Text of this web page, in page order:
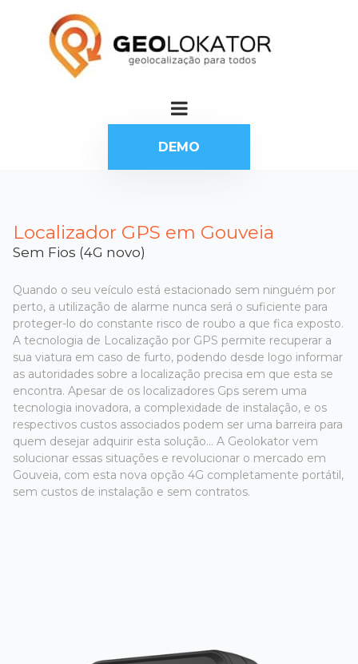
DEMO
Localizador GPS em Gouveia
Sem Fios (4G novo)
Quando o seu veículo está estacionado sem ninguém por
perto, a utilização de alarme nunca será o suficiente para
proteger-lo do constante risco de roubo a que fica exposto.
A tecnologia de Localização por GPS permite recuperar a
sua viatura em caso de furto, podendo desde logo informar
as autoridades sobre a localização precisa em que esta se
encontra. Apesar de os localizadores Gps serem uma
tecnologia inovadora, a complexidade de instalação, e os
respectivos custos associados podem ser uma barreira para
quem desejar adquirir esta solução... A Geolokator vem
solucionar essas situações e revolucionar o mercado em
Gouveia, com esta nova opção 4G completamente portátil,
sem custos de instalação e sem contratos.